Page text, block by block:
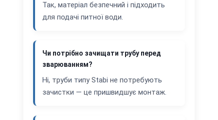
Так, матеріал безпечний і підходить
для подачі питної води.
Чи потрібно зачищати трубу перед
зварюванням?
Ні, труби типу Stabi не потребують
зачистки — це пришвидшує монтаж.